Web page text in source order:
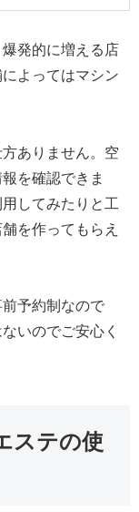
発的に増える店
よってはマシン
ありません。空
を確認できま
してみたりと工
を作ってもらえ
予約制なので
いのでご安心く
ステの使